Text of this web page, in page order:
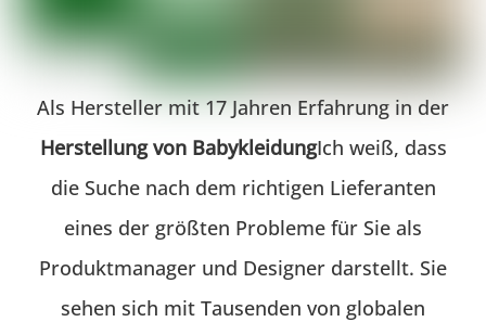
Als Hersteller mit 17 Jahren Erfahrung in der
Herstellung von BabykleidungIch weiß, dass
die Suche nach dem richtigen Lieferanten
eines der größten Probleme für Sie als
Produktmanager und Designer darstellt. Sie
sehen sich mit Tausenden von globalen